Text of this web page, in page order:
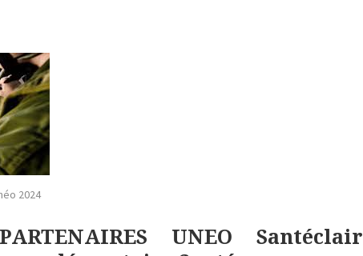
2024
UNEO Santéclair